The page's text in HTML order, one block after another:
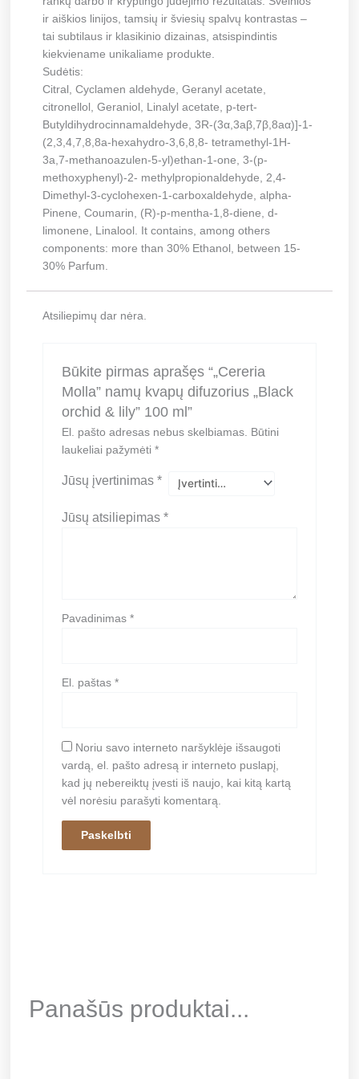
ir aiškios linijos, tamsių ir šviesių spalvų kontrastas –
tai subtilaus ir klasikinio dizainas, atsispindintis
kiekviename unikaliame produkte.
Sudėtis:
Citral, Cyclamen aldehyde, Geranyl acetate,
citronellol, Geraniol, Linalyl acetate, p-tert-
Butyldihydrocinnamaldehyde, 3R-(3α,3aβ,7β,8aα)]-1-
(2,3,4,7,8,8a-hexahydro-3,6,8,8- tetramethyl-1H-
3a,7-methanoazulen-5-yl)ethan-1-one, 3-(p-
methoxyphenyl)-2- methylpropionaldehyde, 2,4-
Dimethyl-3-cyclohexen-1-carboxaldehyde, alpha-
Pinene, Coumarin, (R)-p-mentha-1,8-diene, d-
limonene, Linalool. It contains, among others
components: more than 30% Ethanol, between 15-
30% Parfum.
Atsiliepimų dar nėra.
Būkite pirmas aprašęs “„Cereria
Molla” namų kvapų difuzorius „Black
orchid & lily” 100 ml”
El. pašto adresas nebus skelbiamas. Būtini
laukeliai pažymėti*
Jūsų įvertinimas*
Jūsų atsiliepimas*
Pavadinimas*
El. paštas*
Noriu savo interneto naršyklėje išsaugoti
vardą, el. pašto adresą ir interneto puslapį,
kad jų nebereiktų įvesti iš naujo, kai kitą kartą
vėl norėsiu parašyti komentarą.
Panašūs produktai...